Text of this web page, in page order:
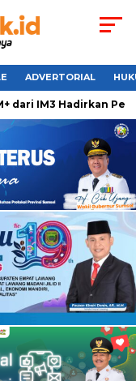
ADVERTORIAL
IM3 Hadirkan